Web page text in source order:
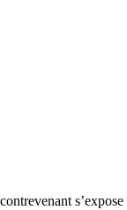
s’expose